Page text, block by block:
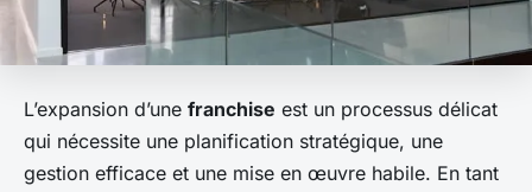
L’expansion d’une franchise est un processus délicat
qui nécessite une planification stratégique, une
gestion efficace et une mise en œuvre habile. En tant